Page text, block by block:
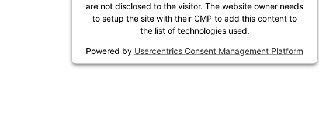
are not disclosed to the visitor. The website owner needs
to setup the site with their CMP to add this content to
the list of technologies used.
Powered by Usercentrics Consent Management Platform